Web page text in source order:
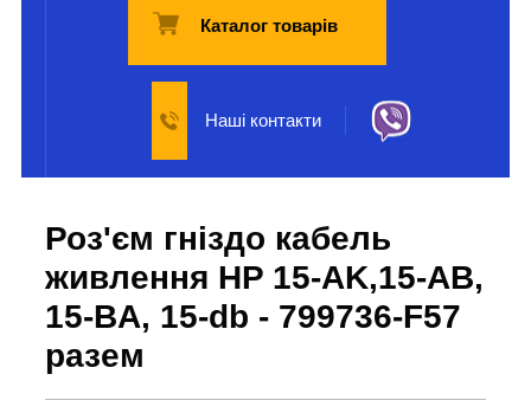
Каталог товарів
Наші контакти
Роз'єм гніздо кабель
живлення HP 15-AK,15-AB,
15-BA, 15-db - 799736-F57
разем